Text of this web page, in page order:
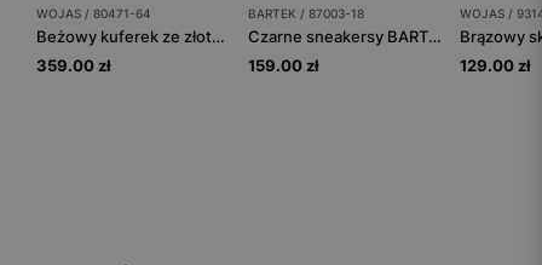
WOJAS / 80471-64
Beżowy kuferek ze złotym zapięciem
359.00 zł
BARTEK / 87003-18
Czarne sneakersy BARTEK z neonowymi zielonymi wstawkami 87003-18
159.00 zł
WOJAS /
129.00 zł